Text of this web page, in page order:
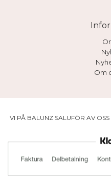
Om
VI PÅ BALUNZ SALUFÖR AV